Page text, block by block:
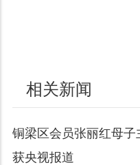
相关新闻
铜梁区会员张丽红母
获央视报道